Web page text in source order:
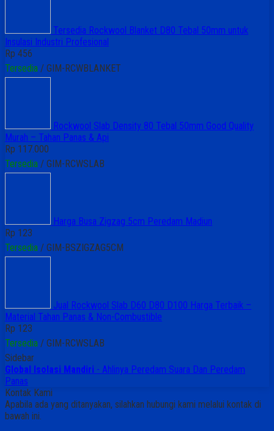
Tersedia Rockwool Blanket D80 Tebal 50mm untuk
Insulasi Industri Profesional
Rp 456
Tersedia / GIM-RCWBLANKET
Rockwool Slab Density 80 Tebal 50mm Good Quality
Murah – Tahan Panas & Api
Rp 117.000
Tersedia / GIM-RCWSLAB
Harga Busa Zigzag 5cm Peredam Madiun
Rp 123
Tersedia / GIM-BSZIGZAG5CM
Jual Rockwool Slab D60 D80 D100 Harga Terbaik –
Material Tahan Panas & Non-Combustible
Rp 123
Tersedia / GIM-RCWSLAB
Sidebar
Global Isolasi Mandiri - Ahlinya Peredam Suara Dan Peredam
Panas
Kontak Kami
Apabila ada yang ditanyakan, silahkan hubungi kami melalui kontak di
bawah ini.